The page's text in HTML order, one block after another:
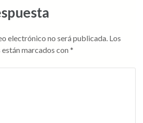
electrónico no será publicada. Los
marcados con *